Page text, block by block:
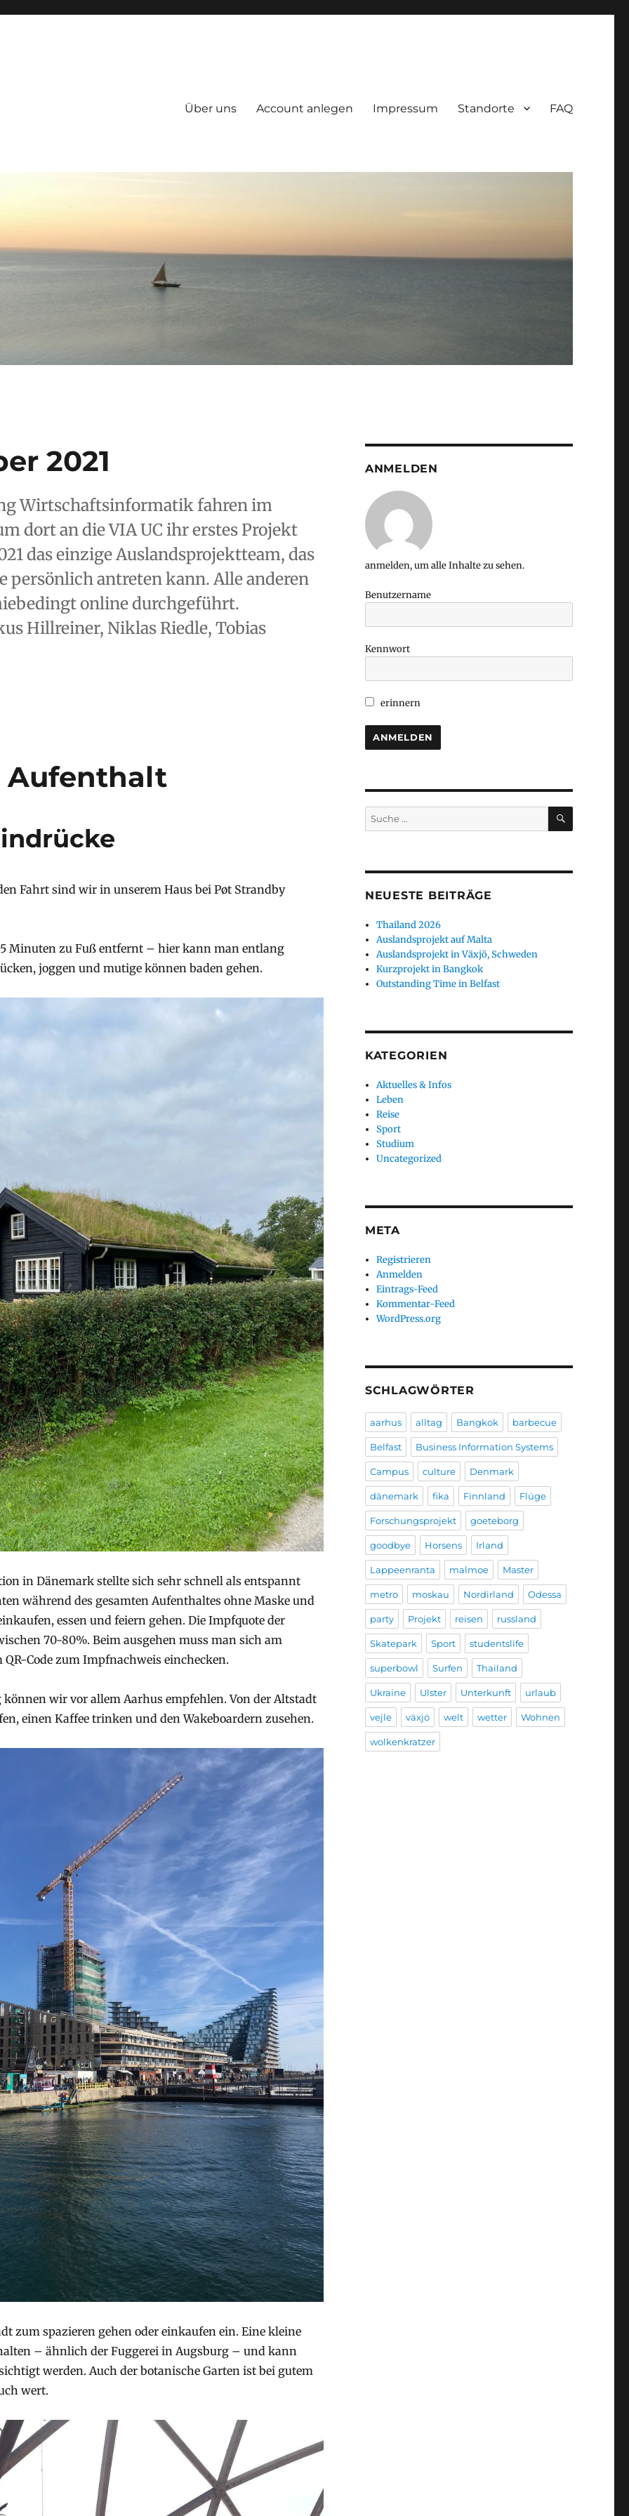
Über uns Account anlegen Impressum Standorte FAQ
2021
Wirtschaftsinformatik fahren im
dort an die VIA UC ihr erstes Projekt
das einzige Auslandsprojektteam, das
persönlich antreten kann. Alle anderen
online durchgeführt.
Hillreiner, Niklas Riedle, Tobias
Aufenthalt
Fahrt sind wir in unserem Haus bei Pøt Strandby
Minuten zu Fuß entfernt – hier kann man entlang
joggen und mutige können baden gehen.
in Dänemark stellte sich sehr schnell als entspannt
während des gesamten Aufenthaltes ohne Maske und
essen und feiern gehen. Die Impfquote der
70-80%. Beim ausgehen muss man sich am
Code zum Impfnachweis einchecken.
können wir vor allem Aarhus empfehlen. Von der Altstadt
einen Kaffee trinken und den Wakeboardern zusehen.
zum spazieren gehen oder einkaufen ein. Eine kleine
– ähnlich der Fuggerei in Augsburg – und kann
werden. Auch der botanische Garten ist bei gutem
wert.
ANMELDEN
anmelden, um alle Inhalte zu sehen.
Benutzername
Kennwort
erinnern
Suche
nach:
SUCHEN
NEUESTE BEITRÄGE
Thailand 2026
Auslandsprojekt auf Malta
Auslandsprojekt in Växjö, Schweden
Kurzprojekt in Bangkok
Outstanding Time in Belfast
KATEGORIEN
Aktuelles & Infos
Leben
Reise
Sport
Studium
Uncategorized
META
Registrieren
Anmelden
Eintrags-Feed
Kommentar-Feed
WordPress.org
SCHLAGWÖRTER
aarhus alltag Bangkok barbecue
Belfast Business Information Systems
Campus culture Denmark
dänemark fika Finnland Flüge
Forschungsprojekt goeteborg
goodbye Horsens Irland
Lappeenranta malmoe Master
metro moskau Nordirland Odessa
party Projekt reisen russland
Skatepark Sport studentslife
superbowl Surfen Thailand
Ukraine Ulster Unterkunft urlaub
vejle växjö welt wetter Wohnen
wolkenkratzer